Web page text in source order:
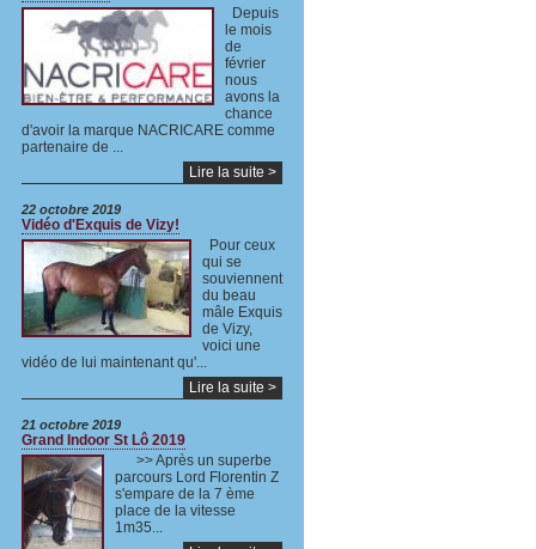
Depuis
le mois
de
février
nous
avons la
chance
d'avoir la marque NACRICARE comme
partenaire de ...
Lire la suite >
22 octobre 2019
Vidéo d'Exquis de Vizy!
Pour ceux
qui se
souviennent
du beau
mâle Exquis
de Vizy,
voici une
vidéo de lui maintenant qu'...
Lire la suite >
21 octobre 2019
Grand Indoor St Lô 2019
>> Après un superbe
parcours Lord Florentin Z
s'empare de la 7 ème
place de la vitesse
1m35...